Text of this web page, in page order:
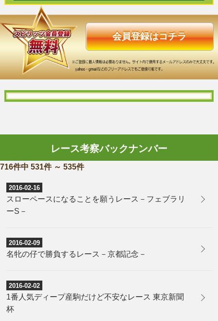
会員登録はコチラ
レース考察バックナンバー
716件中 531件 ～ 535件
2016-02-16
スローペースになることを願うレース－フェブラリ
ーS－
2016-02-09
名牝の仔で勝負するレース－京都記念－
2016-02-02
1番人気ディープ産駒だけど不安なレース 東京新聞
杯